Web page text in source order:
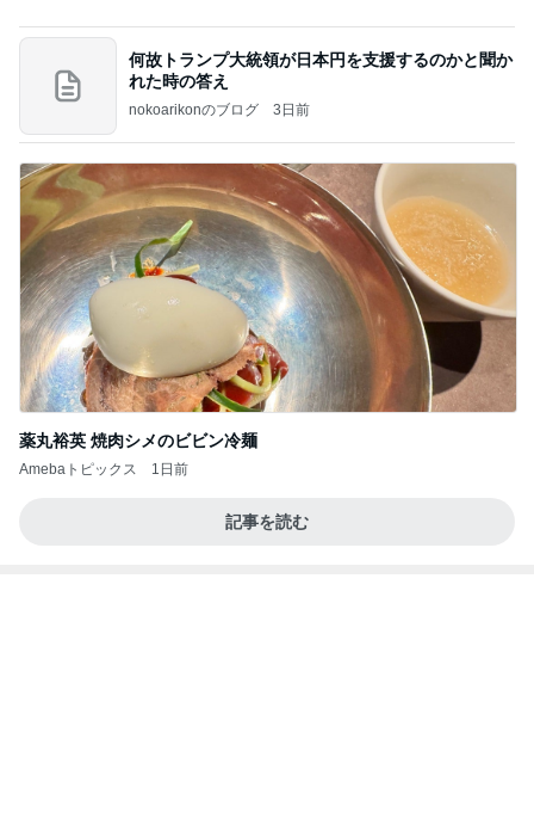
何故トランプ大統領が日本円を支援するのかと聞か
れた時の答え
nokoarikonのブログ 3日前
薬丸裕英 焼肉シメのビビン冷麺
Amebaトピックス 1日前
記事を読む